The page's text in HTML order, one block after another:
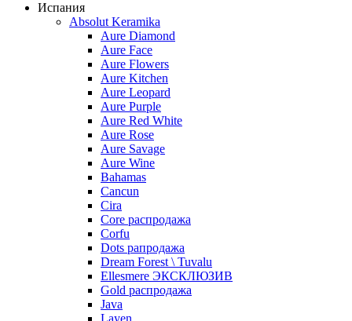
Испания
Absolut Keramika
Aure Diamond
Aure Face
Aure Flowers
Aure Kitchen
Aure Leopard
Aure Purple
Aure Red White
Aure Rose
Aure Savage
Aure Wine
Bahamas
Cancun
Cira
Core распродажа
Corfu
Dots рапродажа
Dream Forest \ Tuvalu
Ellesmere ЭКСКЛЮЗИВ
Gold распродажа
Java
Layen